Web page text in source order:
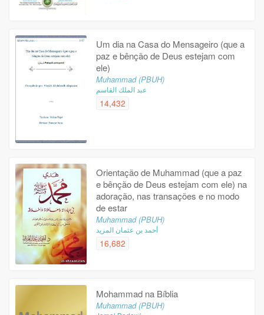
Um dia na Casa do Mensageiro (que a
paz e bênção de Deus estejam com
ele)
Muhammad (PBUH)
عبد الملك القاسم
14,432
Orientação de Muhammad (que a paz
e bênção de Deus estejam com ele) na
adoração, nas transações e no modo
de estar
Muhammad (PBUH)
أحمد بن عثمان المزيد
16,682
Mohammad na Bíblia
Muhammad (PBUH)